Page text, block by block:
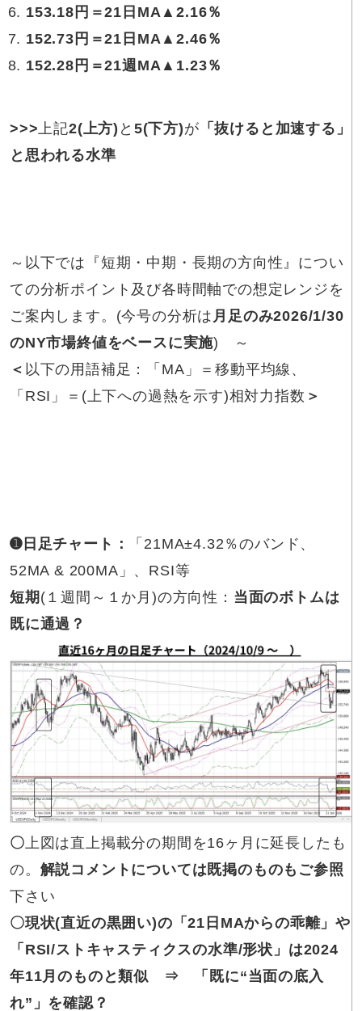
153.18円 ＝21日MA▲2.16％
152.73円 ＝21日MA▲2.46％
152.28円 ＝21週MA▲1.23％
>>> 上記2(上方) と 5(下方)が 「抜けると加速する」
と思われる水準
～以下では『短期・中期・長期の方向性』につい
ての分析ポイント及び各時間軸での想定レンジを
ご案内します。(今号の分析は 月足のみ2026/1/30
のNY市場終値をベースに実施) ～
＜ 以下の用語補足：「MA」＝移動平均線、
「RSI」＝(上下への過熱を示す)相対力指数 ＞
➊日足チャート：
「21MA±4.32％のバンド、
52MA & 200MA」、RSI等
短期 (１週間～１か月)の方向性： 当面のボトムは
既に通過？
〇 上図は直上掲載分の期間を16ヶ月に延長したも
の。 解説コメントについては既掲のものもご参照
下さい
〇現状(直近の黒囲い)の「21日MAからの乖離」や
「RSI/ストキャスティクスの水準/形状」は2024
年11月のものと類似 ⇒ 「既に“当面の底入
れ”」を確認？